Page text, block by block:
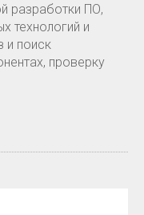
разработки ПО,
технологий и
и поиск
проверку